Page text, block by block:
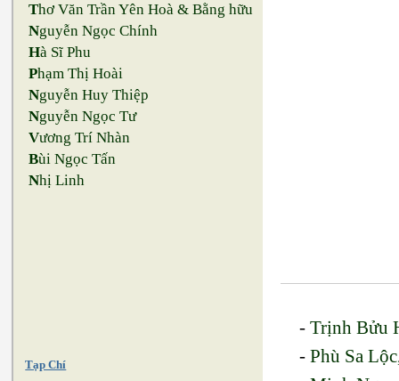
Thơ Văn Trần Yên Hoà & Bằng hữu
Nguyễn Ngọc Chính
Hà Sĩ Phu
Phạm Thị Hoài
Nguyễn Huy Thiệp
Nguyễn Ngọc Tư
Vương Trí Nhàn
Bùi Ngọc Tấn
Nhị Linh
Tạp Chí
-Trịnh Bửu
-Phù Sa